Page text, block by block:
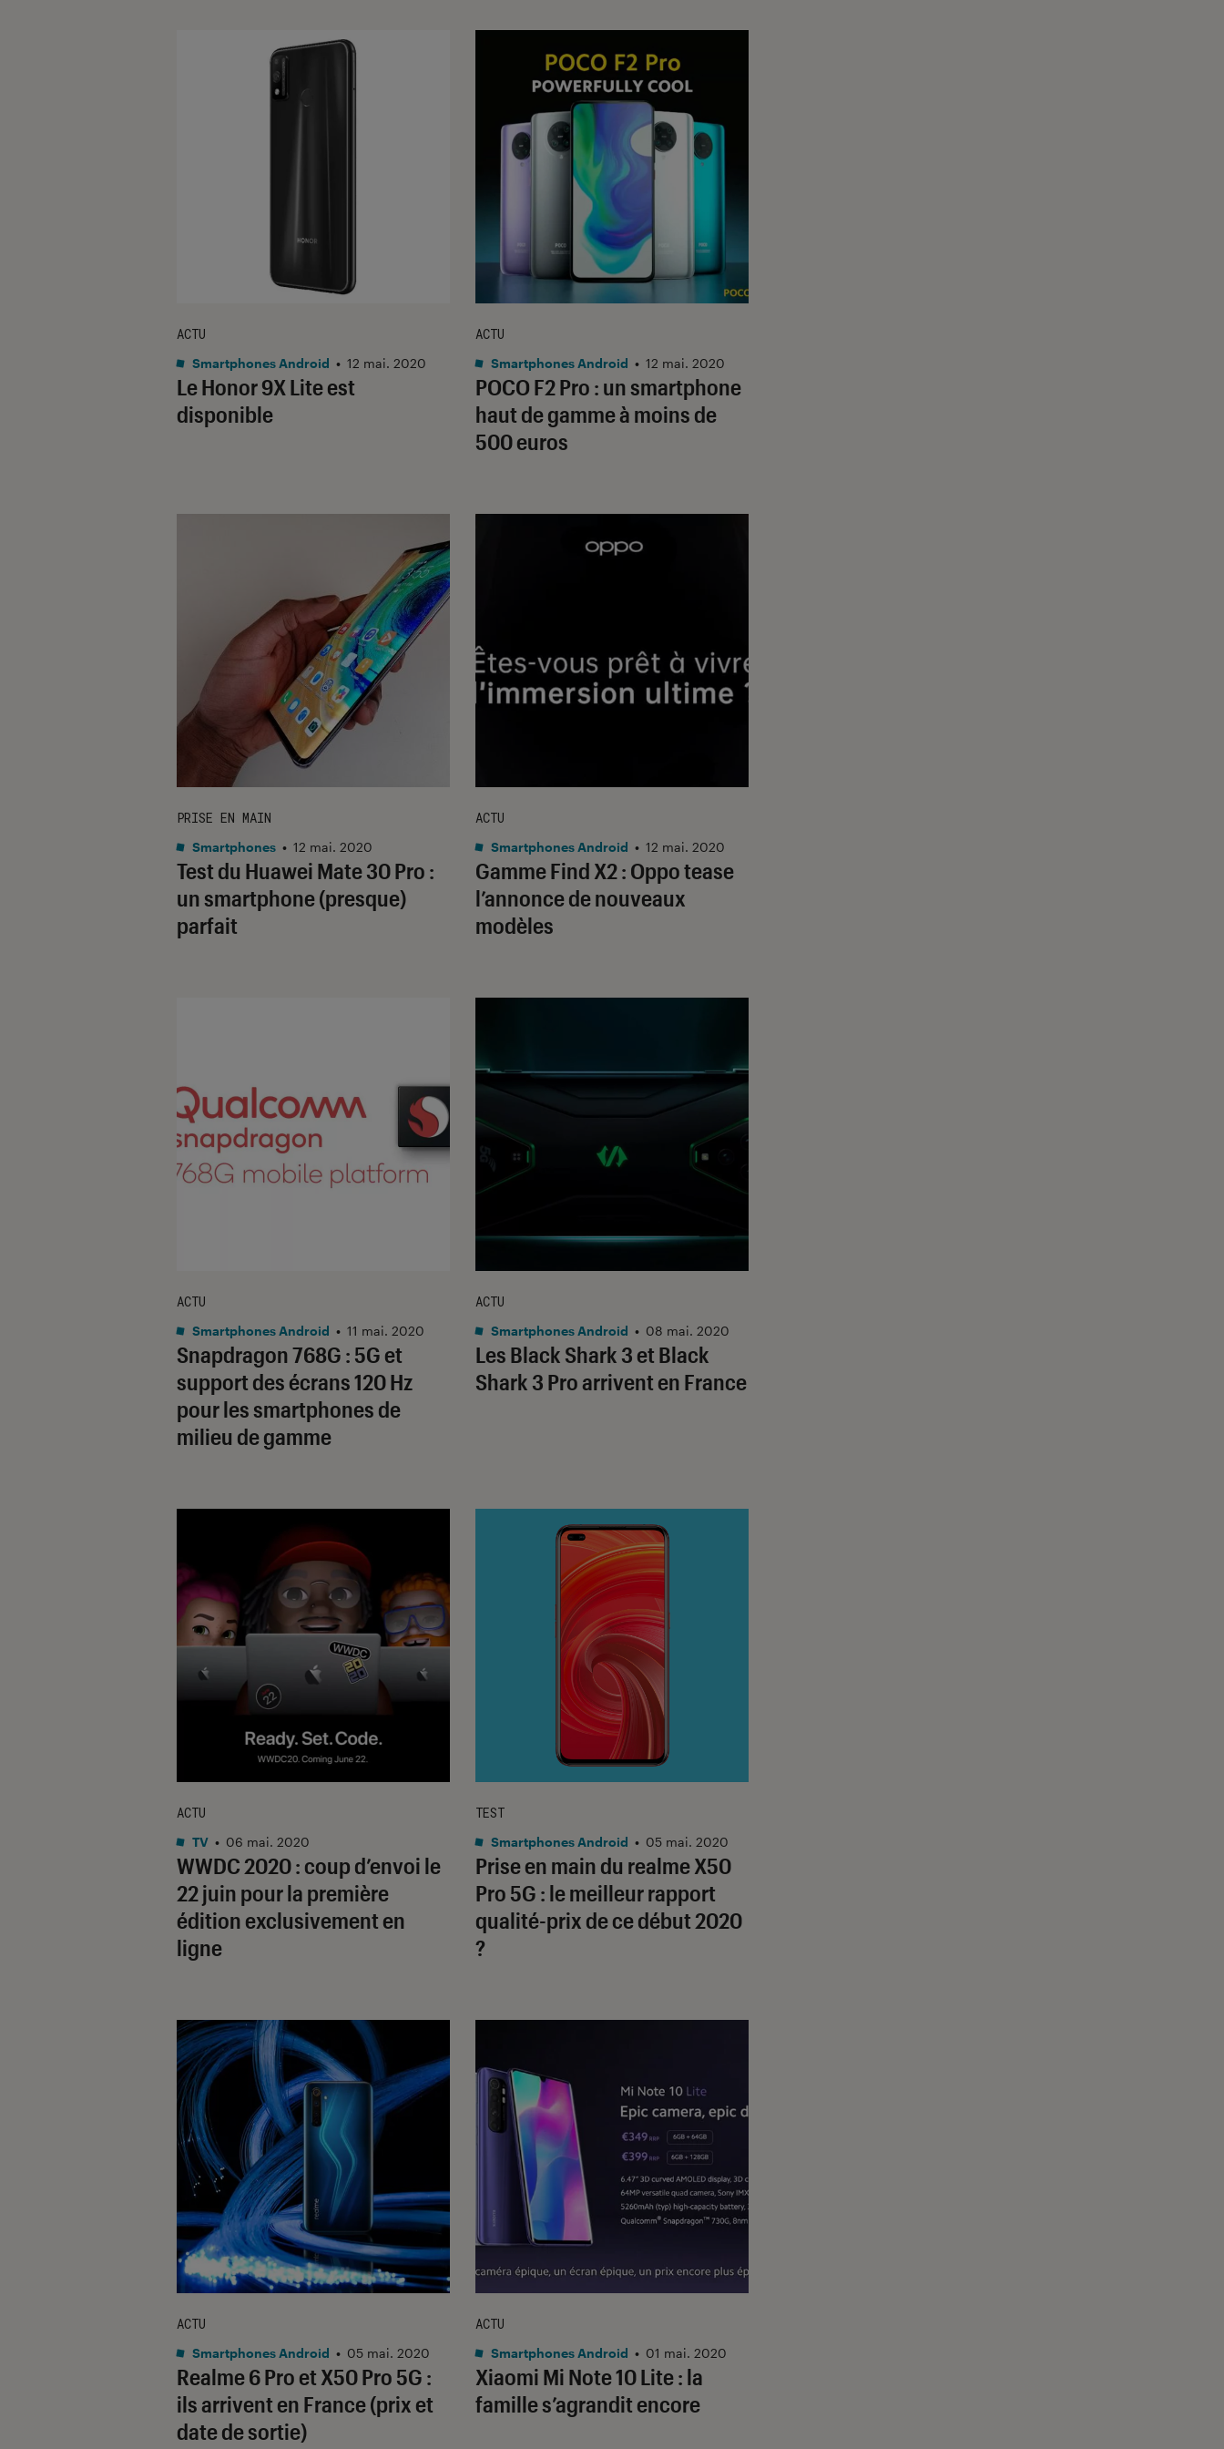
Le Honor 9X Lite est
disponible
ACTU
Smartphones Android • 12 mai. 2020
POCO F2 Pro : un smartphone
haut de gamme à moins de
500 euros
ACTU
Smartphones Android • 12 mai. 2020
Test du Huawei Mate 30 Pro :
un smartphone (presque)
parfait
PRISE EN MAIN
Smartphones • 12 mai. 2020
Gamme Find X2 : Oppo tease
l’annonce de nouveaux
modèles
ACTU
Smartphones Android • 12 mai. 2020
Snapdragon 768G : 5G et
support des écrans 120 Hz
pour les smartphones de
milieu de gamme
ACTU
Smartphones Android • 11 mai. 2020
Les Black Shark 3 et Black
Shark 3 Pro arrivent en France
ACTU
Smartphones Android • 08 mai. 2020
WWDC 2020 : coup d’envoi le
22 juin pour la première
édition exclusivement en
ligne
ACTU
TV • 06 mai. 2020
Prise en main du realme X50
Pro 5G : le meilleur rapport
qualité-prix de ce début 2020
?
TEST
Smartphones Android • 05 mai. 2020
Realme 6 Pro et X50 Pro 5G :
ils arrivent en France (prix et
date de sortie)
ACTU
Smartphones Android • 05 mai. 2020
Xiaomi Mi Note 10 Lite : la
famille s’agrandit encore
ACTU
Smartphones Android • 01 mai. 2020